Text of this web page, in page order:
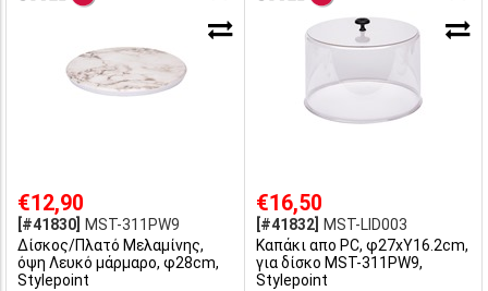
€12,90
[#41830]
MST-311PW9
Δίσκος/Πλατό Μελαμίνης,
όψη Λευκό μάρμαρο, φ28cm,
Stylepoint
€16,50
[#41832]
MST-LID003
Καπάκι απο PC, φ27xΥ16.2cm,
για δίσκο MST-311PW9,
Stylepoint